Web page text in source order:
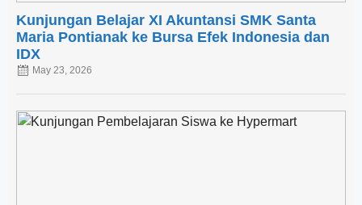
Kunjungan Belajar XI Akuntansi SMK Santa
Maria Pontianak ke Bursa Efek Indonesia dan
IDX
May 23, 2026